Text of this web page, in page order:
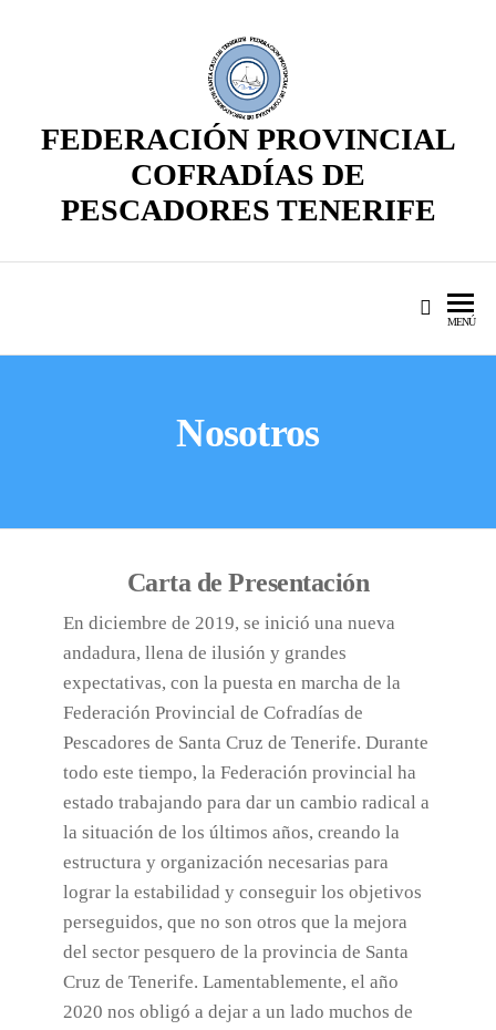
FEDERACIÓN PROVINCIAL
COFRADÍAS DE
PESCADORES TENERIFE
MENÚ
Nosotros
Carta de Presentación
En diciembre de 2019, se inició una nueva
andadura, llena de ilusión y grandes
expectativas, con la puesta en marcha de la
Federación Provincial de Cofradías de
Pescadores de Santa Cruz de Tenerife. Durante
todo este tiempo, la Federación provincial ha
estado trabajando para dar un cambio radical a
la situación de los últimos años, creando la
estructura y organización necesarias para
lograr la estabilidad y conseguir los objetivos
perseguidos, que no son otros que la mejora
del sector pesquero de la provincia de Santa
Cruz de Tenerife. Lamentablemente, el año
2020 nos obligó a dejar a un lado muchos de